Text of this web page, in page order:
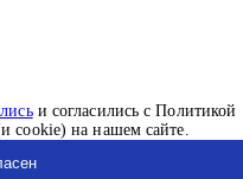
и согласились с Политикой
cookie) на нашем сайте.